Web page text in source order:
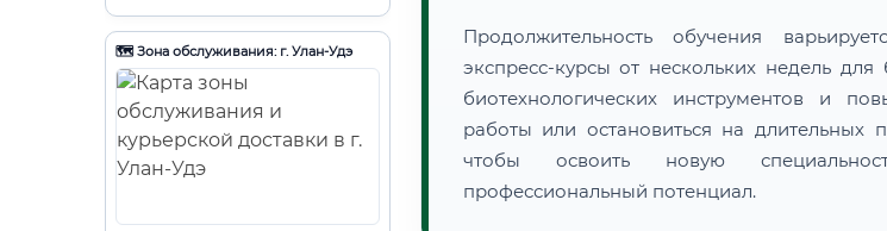
🗺️ Зона обслуживания: г. Улан-Удэ
Продолжительность обучения
экспресс-курсы от нескольких недель
биотехнологических инструментов и
работы или остановиться на длительных
чтобы освоить новую
профессиональный потенциал.